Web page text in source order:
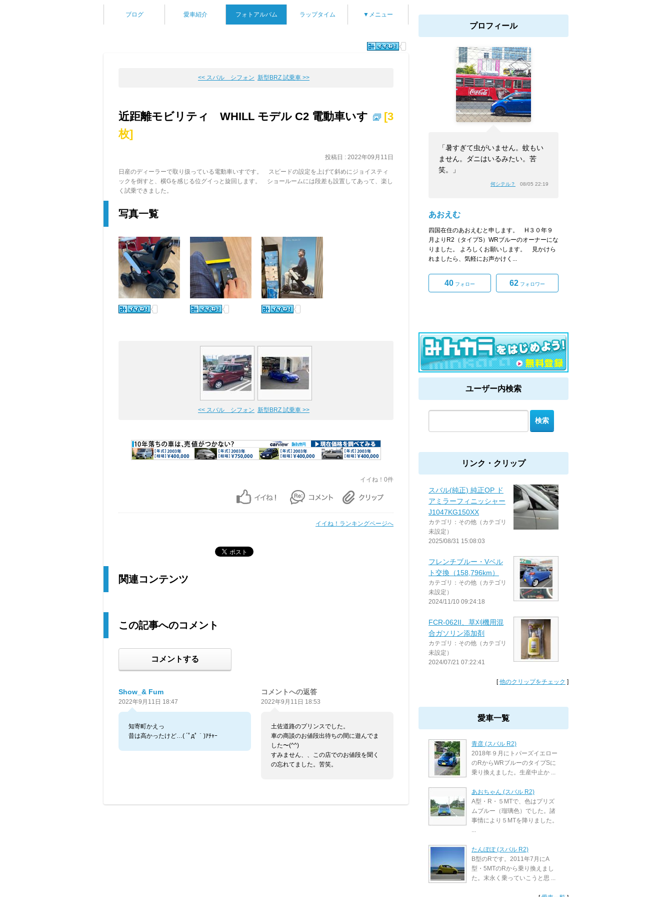
ブログ 愛車紹介 フォトアルバム ラップタイム ▼メニュー
<< スバル シフォン 新型BRZ 試乗車 >>
近距離モビリティ WHILL モデル C2 電動車いす
[3
枚]
投稿日 : 2022年09月11日
日産のディーラーで取り扱っている電動車いすです。 スピードの設定を上げて斜めにジョイスティ
ックを倒すと、横Gを感じる位グイっと旋回します。 ショールームには段差も設置してあって、楽し
く試乗できました。
写真一覧
<< スバル シフォン 新型BRZ 試乗車 >>
イイね！0件
イイね！ランキングページへ
関連コンテンツ
この記事へのコメント
コメントする
Show_& Fum
2022年9月11日 18:47
知寄町かえっ
昔は高かったけど…( ´ﾟдﾟ｀)ｱﾁｬｰ
コメントへの返答
2022年9月11日 18:53
土佐道路のプリンスでした。
車の商談のお値段出待ちの間に遊んでま
した〜(^^)
すみません、、この店でのお値段を聞く
の忘れてました。苦笑。
プロフィール
「暑すぎて虫がいません。蚊もい
ません。ダニはいるみたい。苦
笑。」
何シテル？ 08/05 22:19
あおえむ
四国在住のあおえむと申します。 H３０年９
月よりR2（タイプS）WRブルーのオーナーにな
りました。 よろしくお願いします。 見かけら
れましたら、気軽にお声かけく...
40 フォロー 62 フォロワー
ユーザー内検索
リンク・クリップ
スバル(純正) 純正OP ド
アミラーフィニッシャー
J1047KG150XX
カテゴリ：その他（カテゴリ
未設定）
2025/08/31 15:08:03
フレンチブルー・Vベル
ト交換（158,796km）
カテゴリ：その他（カテゴリ
未設定）
2024/11/10 09:24:18
FCR-062II、草刈機用混
合ガソリン添加剤
カテゴリ：その他（カテゴリ
未設定）
2024/07/21 07:22:41
[他のクリップをチェック ]
愛車一覧
青彦 (スバル R2)
2018年９月にトパーズイエロー
のRからWRブルーのタイプSに
乗り換えました。生産中止か ...
あおちゃん (スバル R2)
A型・R・５MTで、色はプリズ
ムブルー（瑠璃色）でした。諸
事情により５MTを降りました。
...
たんぽぽ (スバル R2)
B型のRです。2011年7月にA
型・5MTのRから乗り換えまし
た。末永く乗っていこうと思 ...